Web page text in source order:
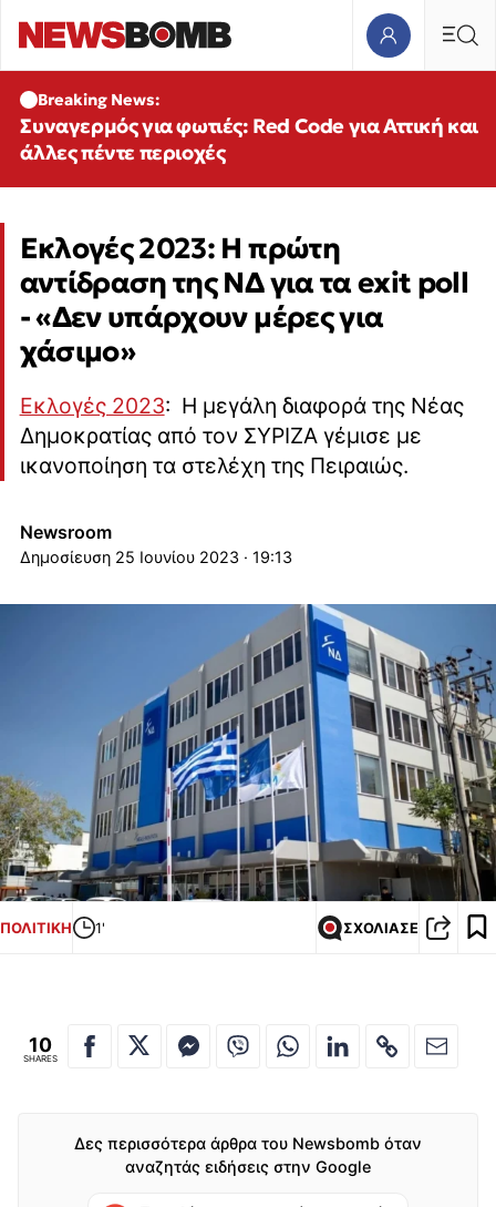
Breaking News:
Συναγερμός για φωτιές: Red Code για Αττική και
άλλες πέντε περιοχές
Εκλογές 2023: Η πρώτη
αντίδραση της ΝΔ για τα exit poll
- «Δεν υπάρχουν μέρες για
χάσιμο»
Εκλογές 2023: Η μεγάλη διαφορά της Νέας
Δημοκρατίας από τον ΣΥΡΙΖΑ γέμισε με
ικανοποίηση τα στελέχη της Πειραιώς.
Newsroom
25 Ιουνίου 2023 · 19:13
ΠΟΛΙΤΙΚΗ 1' ΣΧΟΛΙΑΣΕ
10
SHARES
Δες περισσότερα άρθρα του Newsbomb όταν
αναζητάς ειδήσεις στην Google